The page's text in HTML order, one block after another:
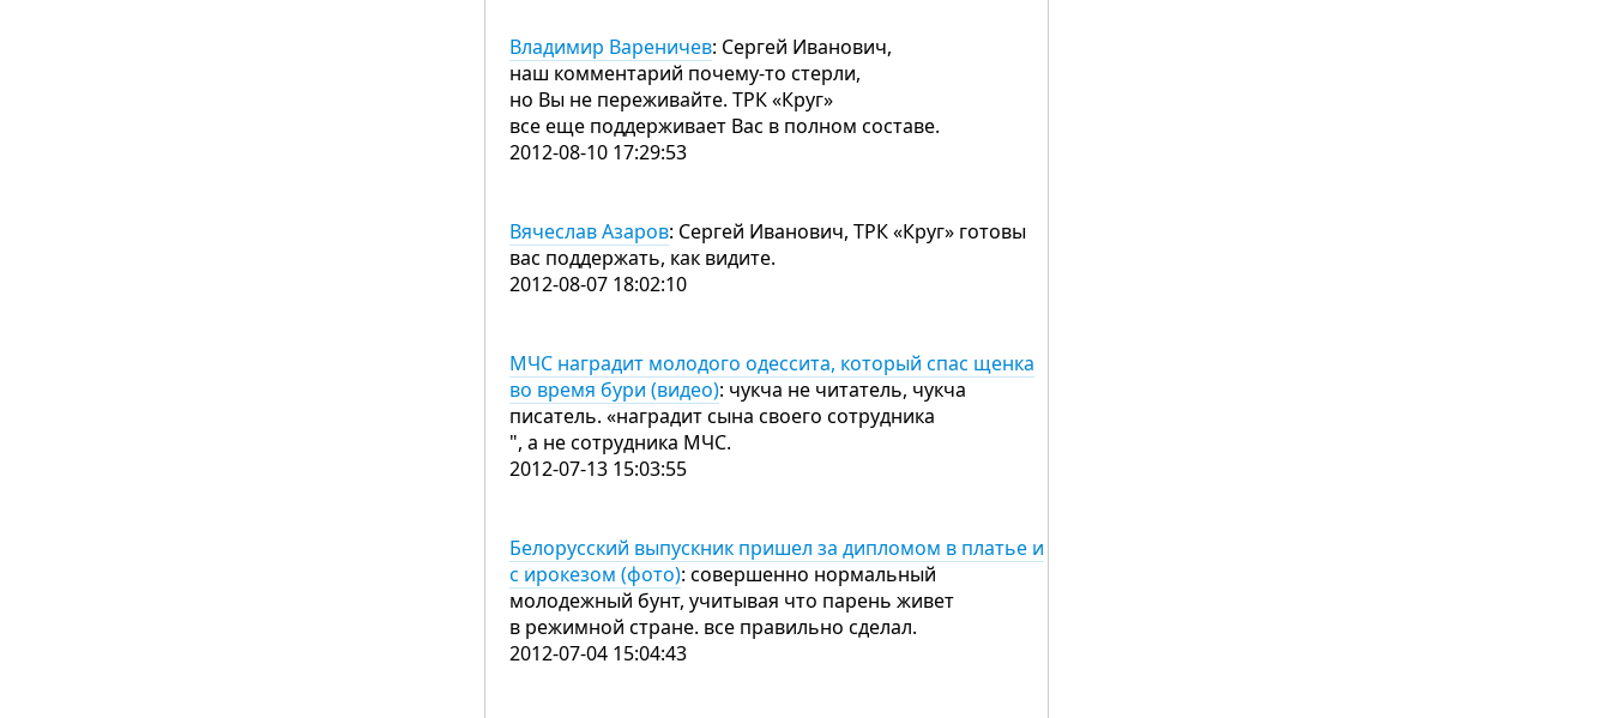
Владимир Вареничев: Сергей Иванович,
наш комментарий почему-то стерли,
но Вы не переживайте. ТРК «Круг»
все еще поддерживает Вас в полном составе.
2012-08-10 17:29:53
Вячеслав Азаров: Сергей Иванович, ТРК «Круг» готовы
вас поддержать, как видите.
2012-08-07 18:02:10
МЧС наградит молодого одессита, который спас щенка
во время бури (видео): чукча не читатель, чукча
писатель. «наградит сына своего сотрудника
", а не сотрудника МЧС.
2012-07-13 15:03:55
Белорусский выпускник пришел за дипломом в платье и
с ирокезом (фото): совершенно нормальный
молодежный бунт, учитывая что парень живет
в режимной стране. все правильно сделал.
2012-07-04 15:04:43